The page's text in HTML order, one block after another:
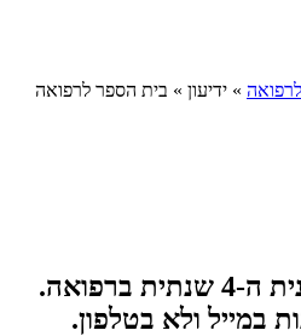
» ידיעון » בית הספר לרפואה
מידע למועמדים לתכנית ה-4 שנתית ברפואה.
במייל ולא בטלפון.